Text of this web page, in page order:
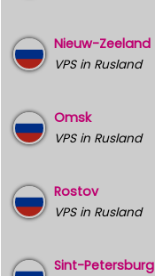
Nieuw-Zeeland
VPS in Rusland
Omsk
VPS in Rusland
Rostov
VPS in Rusland
Sint-Petersburg